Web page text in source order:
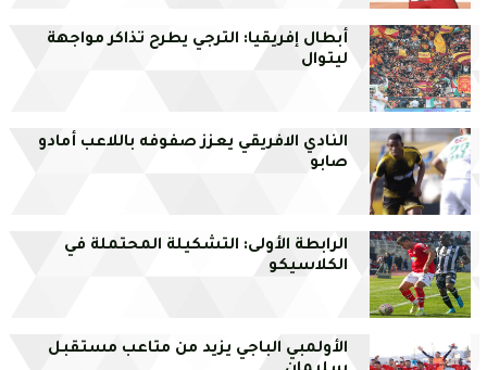
أبطال إفريقيا: الترجي يطرح تذاكر مواجهة
ليتوال
النادي الافريقي يعزز صفوفه باللاعب أمادو
صابو
الرابطة الأولى: التشكيلة المحتملة في
الكلاسيكو
الأولمبي الباجي يزيد من متاعب مستقبل